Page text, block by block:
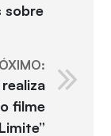
sobre
filme